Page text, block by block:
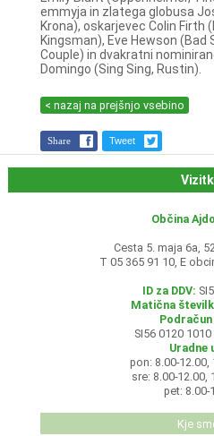
emmyja in zlatega globusa
Krona), oskarjevec Colin Firth
Kingsman), Eve Hewson
Couple) in dvakratni
Domingo (Sing Sing, Rustin).
< nazaj na prejšnjo vsebino
Share Tweet
Občina
Cesta 5. maja 6a,
T 05 365 91 10, E
ID za DDV:
Matična
Podračun
SI56 0120
Uradne
pon: 8.00-12.00,
sre: 8.00-12.00,
pet: 8.00-
Kje